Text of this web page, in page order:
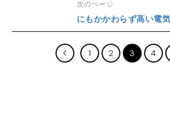
次のページ
にもかかわらず高い電
1 2 3 4